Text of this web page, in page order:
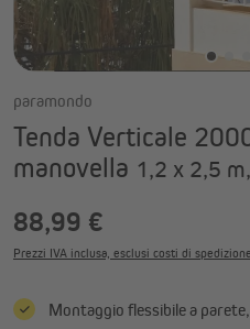
paramondo
Tenda Verticale
manovella 1,2 x 2,5
88,99 €
Prezzi IVA inclusa, esclusi costi di spedizione
Montaggio flessibile a